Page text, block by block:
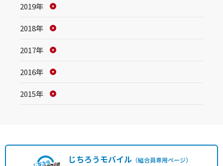
2019年
2018年
2017年
2016年
2015年
じちろうモバイル（組合員専用ページ）